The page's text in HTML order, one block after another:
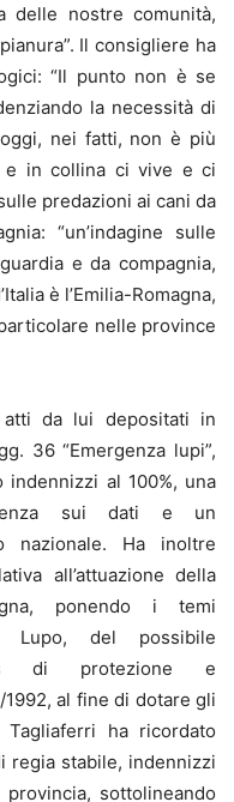
delle nostre comunità,
Il consigliere ha
“Il punto non è se
la necessità di
nei fatti, non è più
e in collina ci vive e ci
predazioni ai cani da
“un’indagine sulle
e da compagnia,
è l’Emilia-Romagna,
nelle province
da lui depositati in
36 “Emergenza lupi”,
indennizzi al 100%, una
sui dati e un
nazionale. Ha inoltre
all’attuazione della
ponendo i temi
Lupo, del possibile
di protezione e
1992, al fine di dotare gli
ha ricordato
regia stabile, indennizzi
sottolineando